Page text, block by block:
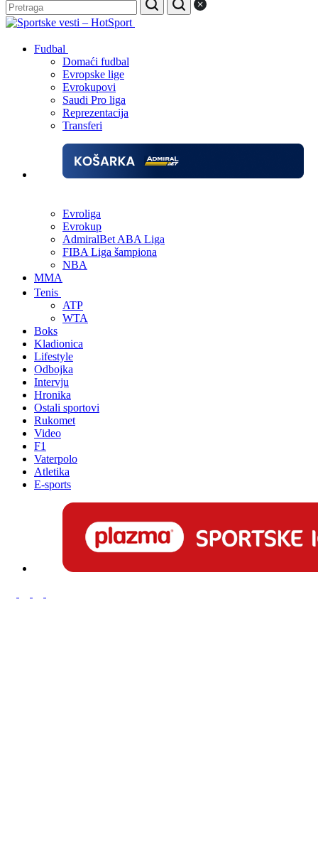
Fudbal
Domaći fudbal
Evropske lige
Evrokupovi
Saudi Pro liga
Reprezentacija
Transferi
Evroliga
Evrokup
AdmiralBet ABA Liga
FIBA Liga šampiona
NBA
MMA
Tenis
ATP
WTA
Boks
Kladionica
Lifestyle
Odbojka
Intervju
Hronika
Ostali sportovi
Rukomet
Video
F1
Vaterpolo
Atletika
E-sports